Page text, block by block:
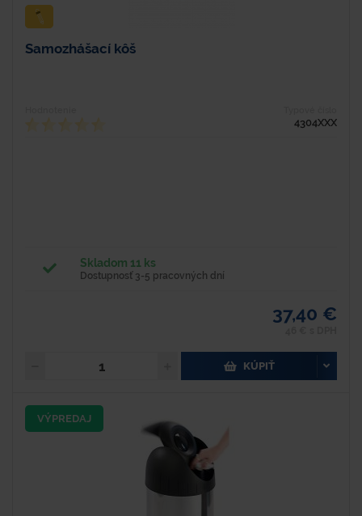
Samozhášací kôš
4304XXX
Skladom 11 ks
Dostupnosť 3-5 pracovných dní
37,40 €
KÚPIŤ
VÝPREDAJ